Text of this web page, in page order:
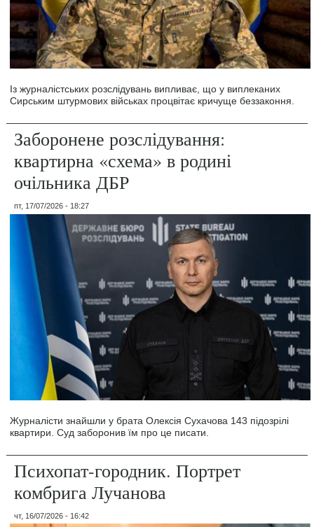
Із журналістських розслідувань випливає, що у виплеканих
Сирським штурмових військах процвітає кричуще беззаконня.
Заборонене розслідування:
квартирна «схема» в родині
очільника ДБР
пт, 17/07/2026 - 18:27
Журналісти знайшли у брата Олексія Сухачова 143 підозрілі
квартири. Суд заборонив їм про це писати.
Психопат-городник. Портрет
комбрига Лучанова
чт, 16/07/2026 - 16:42